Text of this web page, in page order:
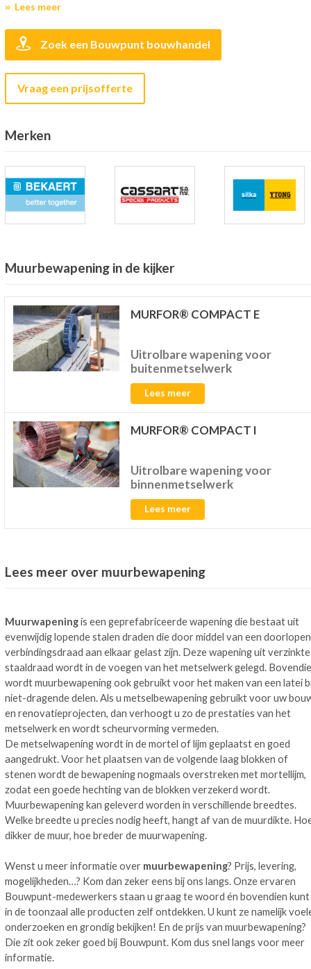
Lees meer
Zoek een Bouwpunt bouwhandel
Vraag een prijsofferte
Merken
Muurbewapening in de kijker
MURFOR® COMPACT E
Uitrolbare wapening voor
buitenmetselwerk
Lees meer
MURFOR® COMPACT I
Uitrolbare wapening voor
binnenmetselwerk
Lees meer
Lees meer over muurbewapening
Muurwapeningis een geprefabriceerde wapening die bestaat uit
evenwijdig lopende stalen draden die door middel van een
verbindingsdraad aan elkaar gelast zijn. Deze wapening uit verzinkte
staaldraad wordt in de voegen van het metselwerk gelegd.
wordt muurbewapening ook gebruikt voor het maken van een latei
niet-dragende delen. Als u metselbewapening gebruikt voor uw
en renovatieprojecten, dan verhoogt u zo de prestaties van het
metselwerk en wordt scheurvorming vermeden.
De metselwapening wordt in de mortel of lijm geplaatst en goed
aangedrukt. Voor het plaatsen van de volgende laag blokken of
stenen wordt de bewapening nogmaals overstreken met mortellijm,
zodat een goede hechting van de blokken verzekerd wordt.
Muurbewapening kan geleverd worden in verschillende breedtes.
Welke breedte u precies nodig heeft, hangt af van de muurdikte.
dikker de muur, hoe breder de muurwapening.
Wenst u meer informatie over muurbewapening? Prijs, levering,
mogelijkheden…? Kom dan zeker eens bij ons langs. Onze ervaren
Bouwpunt-medewerkers staan u graag te woord én bovendien kunt
in de toonzaal alle producten zelf ontdekken. U kunt ze namelijk
onderzoeken en grondig bekijken! En de prijs van muurbewapening?
Die zit ook zeker goed bij Bouwpunt. Kom dus snel langs voor meer
informatie.